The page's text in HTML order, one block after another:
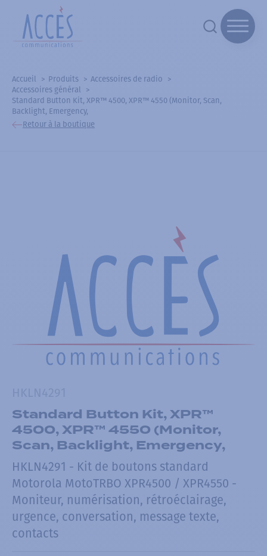
Accueil Produits
Accessoires de radio
Accessoires général
Standard Button Kit, XPR™ 4500, XPR™ 4550 (Monitor, Scan,
Backlight, Emergency,
Retour à la boutique
Standard Button Kit, XPR™
4500, XPR™ 4550 (Monitor,
Scan, Backlight, Emergency,
HKLN4291 - Kit de boutons standard
Motorola MotoTRBO XPR4500 / XPR4550 -
Moniteur, numérisation, rétroéclairage,
urgence, conversation, message texte,
contacts